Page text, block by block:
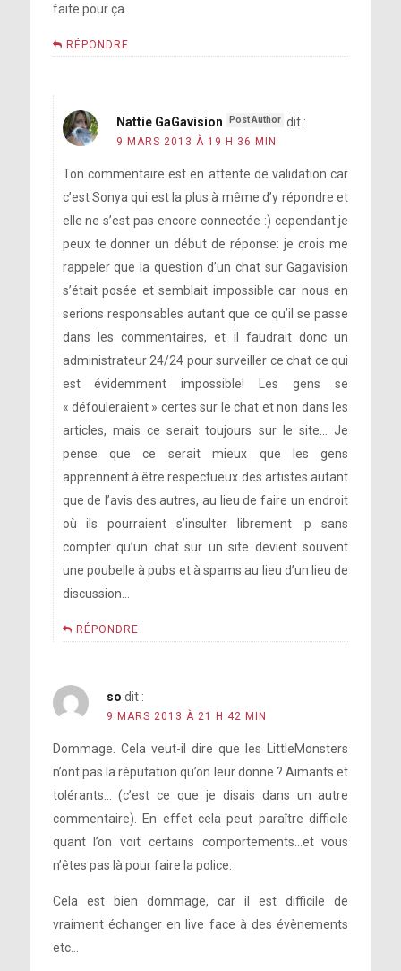
faite pour ça.
RÉPONDRE
Nattie GaGavision dit :
9 MARS 2013 À 19 H 36 MIN
Ton commentaire est en attente de validation car
c’est Sonya qui est la plus à même d’y répondre et
elle ne s’est pas encore connectée :) cependant je
peux te donner un début de réponse: je crois me
rappeler que la question d’un chat sur Gagavision
s’était posée et semblait impossible car nous en
serions responsables autant que ce qu’il se passe
dans les commentaires, et il faudrait donc un
administrateur 24/24 pour surveiller ce chat ce qui
est évidemment impossible! Les gens se
« défouleraient » certes sur le chat et non dans les
articles, mais ce serait toujours sur le site… Je
pense que ce serait mieux que les gens
apprennent à être respectueux des artistes autant
que de l’avis des autres, au lieu de faire un endroit
où ils pourraient s’insulter librement :p sans
compter qu’un chat sur un site devient souvent
une poubelle à pubs et à spams au lieu d’un lieu de
discussion…
RÉPONDRE
so dit :
9 MARS 2013 À 21 H 42 MIN
Dommage. Cela veut-il dire que les LittleMonsters
n’ont pas la réputation qu’on leur donne ? Aimants et
tolérants… (c’est ce que je disais dans un autre
commentaire). En effet cela peut paraître difficile
quant l’on voit certains comportements…et vous
n’êtes pas là pour faire la police.
Cela est bien dommage, car il est difficile de
vraiment échanger en live face à des évènements
etc…